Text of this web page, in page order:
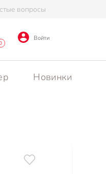
вопросы
Войти
Новинки